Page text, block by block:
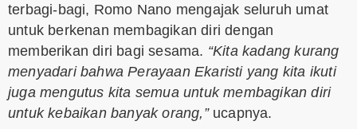
terbagi-bagi, Romo Nano mengajak seluruh umat
untuk berkenan membagikan diri dengan
memberikan diri bagi sesama. “Kita kadang kurang
menyadari bahwa Perayaan Ekaristi yang kita ikuti
juga mengutus kita semua untuk membagikan diri
untuk kebaikan banyak orang,”ucapnya.